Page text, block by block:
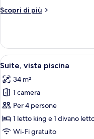
Adults
or
2
Children)
Scopri di più
Altri
familiare
(2
Adults
or
Children)
Apri
tutte
le
foto
per
Suite,
vista
3
Suite, vista piscina
34 m²
1 camera
Per 4 persone
1 letto king e 1 divano
Wi-Fi gratuito